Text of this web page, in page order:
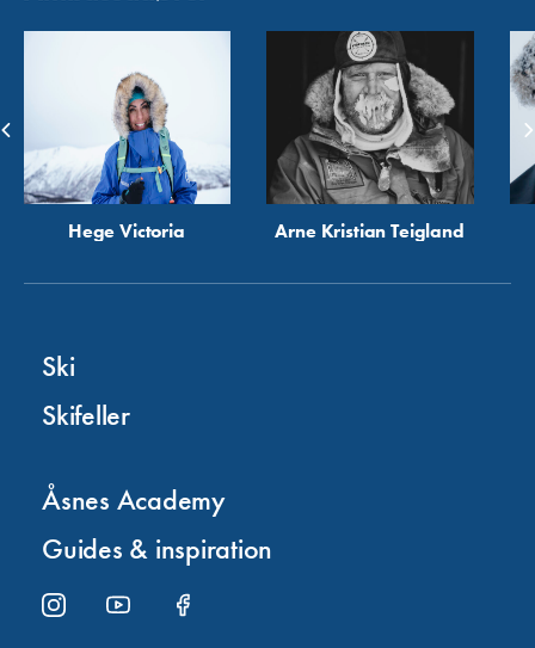
Hege Victoria Arne Kristian Teigland
Ski
Skifeller
Åsnes Academy
Guides & inspiration